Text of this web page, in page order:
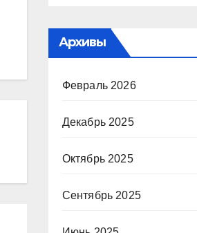
Архивы
Февраль 2026
Декабрь 2025
Октябрь 2025
Сентябрь 2025